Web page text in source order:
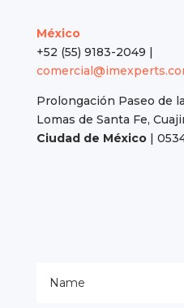
México
+52 (55) 9183-2049 |
Prolongación Paseo de
Lomas de Santa Fe,
Ciudad de México|